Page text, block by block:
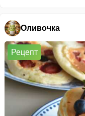
Оливочка
Рецепт